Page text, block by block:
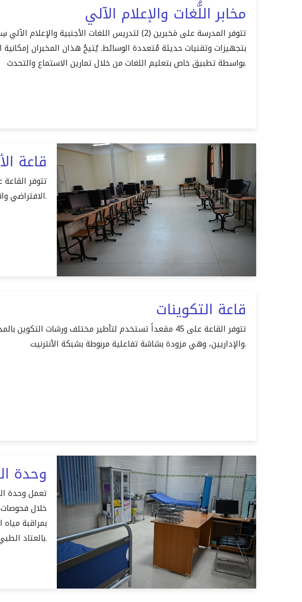
مخابر اللُّغات والإعلام الآلي
بتجهيزات وتقنيات حديثة مُتعددة الوسائط. يُتيحُ هذان المخبران
بواسطة تطبيق خاص بتعليم اللغات من خلال تمارين الاستماع والتحدث.
قاعة
الافتراضي وانجاز كافة البحوث والواجبات من خلال التدفق العالي من الانترنيت.
قاعة التكوينات
تتوفر القاعة على 45 مقعداً تستخدم لتأطير مختلف ورشات
والإداريين، وهي مزودة بشاشة تفاعلية مربوطة بشبكة الأنترنيت.
وحدة
تعمل وحدة
خلال فحوصات
بالعتاد الطبي الضروري (2 أسرة، طاولة علاج، كرسي متحرك).